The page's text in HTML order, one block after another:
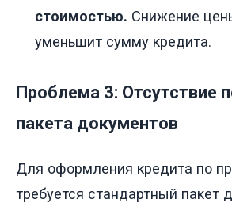
стоимостью. Снижение
уменьшит сумму кредита.
Проблема 3: Отсутствие
пакета документов
Для оформления кредита по
требуется стандартный пакет